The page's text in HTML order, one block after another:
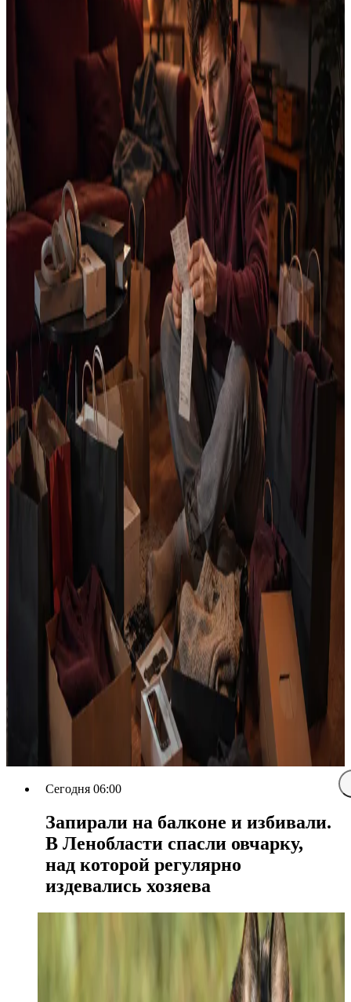
Сегодня 06:00
Запирали на балконе и избивали.
В Ленобласти спасли овчарку,
над которой регулярно
издевались хозяева